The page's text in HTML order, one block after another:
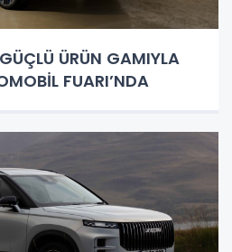
ÜRÜN GAMIYLA
FUARI’NDA